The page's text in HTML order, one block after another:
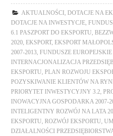
AKTUALNOŚCI ,DOTACJE NA
DOTACJE NA INWESTYCJE ,
6.1 PASZPORT DO EKSPORTU ,
2020 ,EKSPORT,EKSPORT
2007-2013 ,FUNDUSZE EUROPEJSKIE
INTERNACJONALIZACJA
EKSPORTU ,PLAN ROZWOJU
POZYSKIWANIE KLIENTÓW NA
PRIORYTET INWESTYCYJNY 3.2 ,
INOWACYJNA GOSPODARKA 2007-
INTELIGENTNY ROZWÓJ NA LATA
EKSPORTU ,ROZWÓJ EKSPORTU ,
DZIAŁALNOŚCI